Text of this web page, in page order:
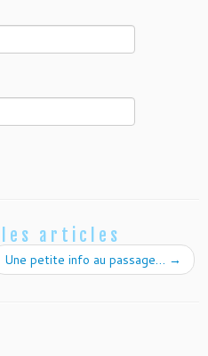
articles
Une petite info au passage… →